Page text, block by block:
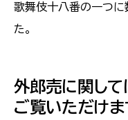
歌舞伎十八番の一つに
た。
外郎売に関し
ご覧いただけま